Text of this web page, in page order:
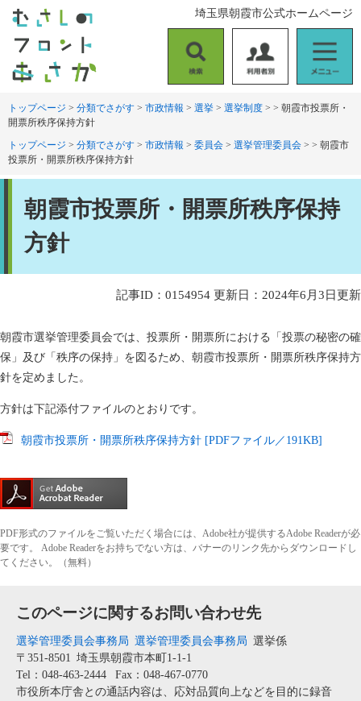
す
し
本
文
索
用
者
ニ
ュ
埼玉県朝霞市公式ホームページ
トップページ > 分類でさがす > 市政情報 > 選挙 > 選挙制度 > > 朝霞市投票所・
開票所秩序保持方針
トップページ > 分類でさがす > 市政情報 > 委員会 > 選挙管理委員会 > > 朝霞市
投票所・開票所秩序保持方針
朝霞市投票所・開票所秩序保持
方針
記事ID：0154954 更新日：2024年6月3日更新
朝霞市選挙管理委員会では、投票所・開票所における「投票の秘密の確
保」及び「秩序の保持」を図るため、朝霞市投票所・開票所秩序保持方
針を定めました。
方針は下記添付ファイルのとおりです。
朝霞市投票所・開票所秩序保持方針 [PDFファイル／191KB]
PDF形式のファイルをご覧いただく場合には、Adobe社が提供するAdobe Readerが必
要です。
Adobe Readerをお持ちでない方は、バナーのリンク先からダウンロードし
てください。（無料）
このページに関するお問い合わせ先
選挙管理委員会事務局 選挙管理委員会事務局 選挙係
〒351-8501 埼玉県朝霞市本町1-1-1
Tel：048-463-2444
Fax：048-467-0770
市役所本庁舎との通話内容は、応対品質向上などを目的に録音